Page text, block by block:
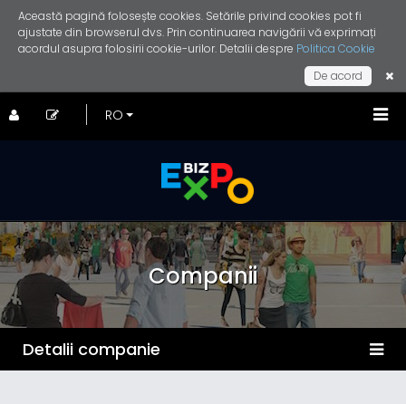
Această pagină folosește cookies. Setările privind cookies pot fi
ajustate din browserul dvs. Prin continuarea navigării vă exprimați
acordul asupra folosirii cookie-urilor. Detalii despre Politica Cookie
De acord
Companii
Detalii companie